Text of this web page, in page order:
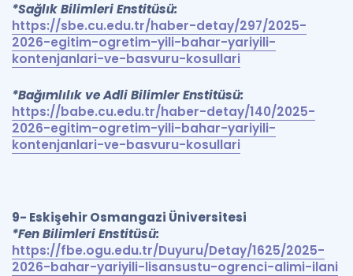
*Sağlık Bilimleri Enstitüsü:
https://sbe.cu.edu.tr/haber-detay/297/2025-
2026-egitim-ogretim-yili-bahar-yariyili-
kontenjanlari-ve-basvuru-kosullari
*Bağımlılık ve Adli Bilimler Enstitüsü:
https://babe.cu.edu.tr/haber-detay/140/2025-
2026-egitim-ogretim-yili-bahar-yariyili-
kontenjanlari-ve-basvuru-kosullari
9- Eskişehir Osmangazi Üniversitesi
*Fen Bilimleri Enstitüsü:
https://fbe.ogu.edu.tr/Duyuru/Detay/1625/2025-
2026-bahar-yariyili-lisansustu-ogrenci-alimi-ilani